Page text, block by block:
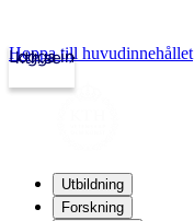
kth.se
Logga in
Hoppa till huvudinnehållet
Utbildning
Forskning